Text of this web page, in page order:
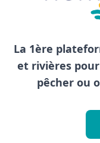
La 1ère
et rivières
pêcher ou